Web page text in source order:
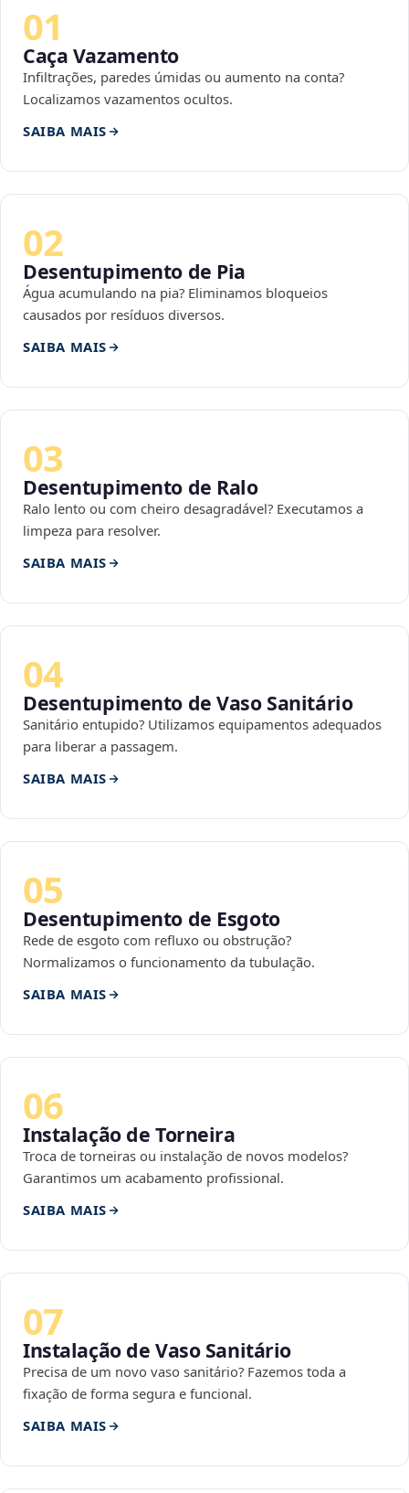
01
Caça Vazamento
Infiltrações, paredes úmidas ou aumento na conta?
Localizamos vazamentos ocultos.
SAIBA MAIS
02
Desentupimento de Pia
Água acumulando na pia? Eliminamos bloqueios
causados por resíduos diversos.
SAIBA MAIS
03
Desentupimento de Ralo
Ralo lento ou com cheiro desagradável? Executamos a
limpeza para resolver.
SAIBA MAIS
04
Desentupimento de Vaso Sanitário
Sanitário entupido? Utilizamos equipamentos adequados
para liberar a passagem.
SAIBA MAIS
05
Desentupimento de Esgoto
Rede de esgoto com refluxo ou obstrução?
Normalizamos o funcionamento da tubulação.
SAIBA MAIS
06
Instalação de Torneira
Troca de torneiras ou instalação de novos modelos?
Garantimos um acabamento profissional.
SAIBA MAIS
07
Instalação de Vaso Sanitário
Precisa de um novo vaso sanitário? Fazemos toda a
fixação de forma segura e funcional.
SAIBA MAIS